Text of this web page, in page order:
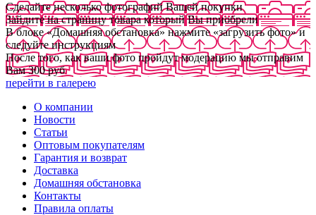
Сделайте несколько фотографий Вашей покупки
Зайдите на страницу товара который Вы приобрели
В блоке «Домашняя обстановка» нажмите «загрузить фото» и
следуйте инструкциям
После того, как ваши фото пройдут модерацию мы отправим
Вам 300 руб
перейти в галерею
О компании
Новости
Статьи
Оптовым покупателям
Гарантия и возврат
Доставка
Домашняя обстановка
Контакты
Правила оплаты